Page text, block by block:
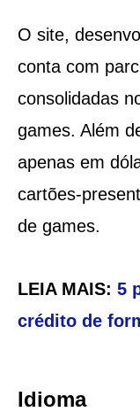
O site,
conta com
consolidadas
games. Além
apenas em
cartões-
de games.
LEIA MAIS: 5
crédito de
Idioma